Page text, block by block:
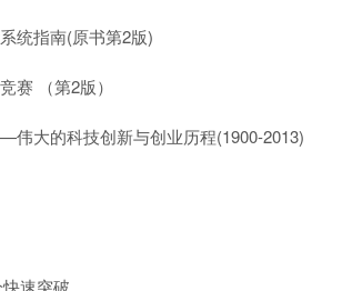
统指南(原书第2版)
赛 （第2版）
大的科技创新与创业历程(1900-2013)
速突破